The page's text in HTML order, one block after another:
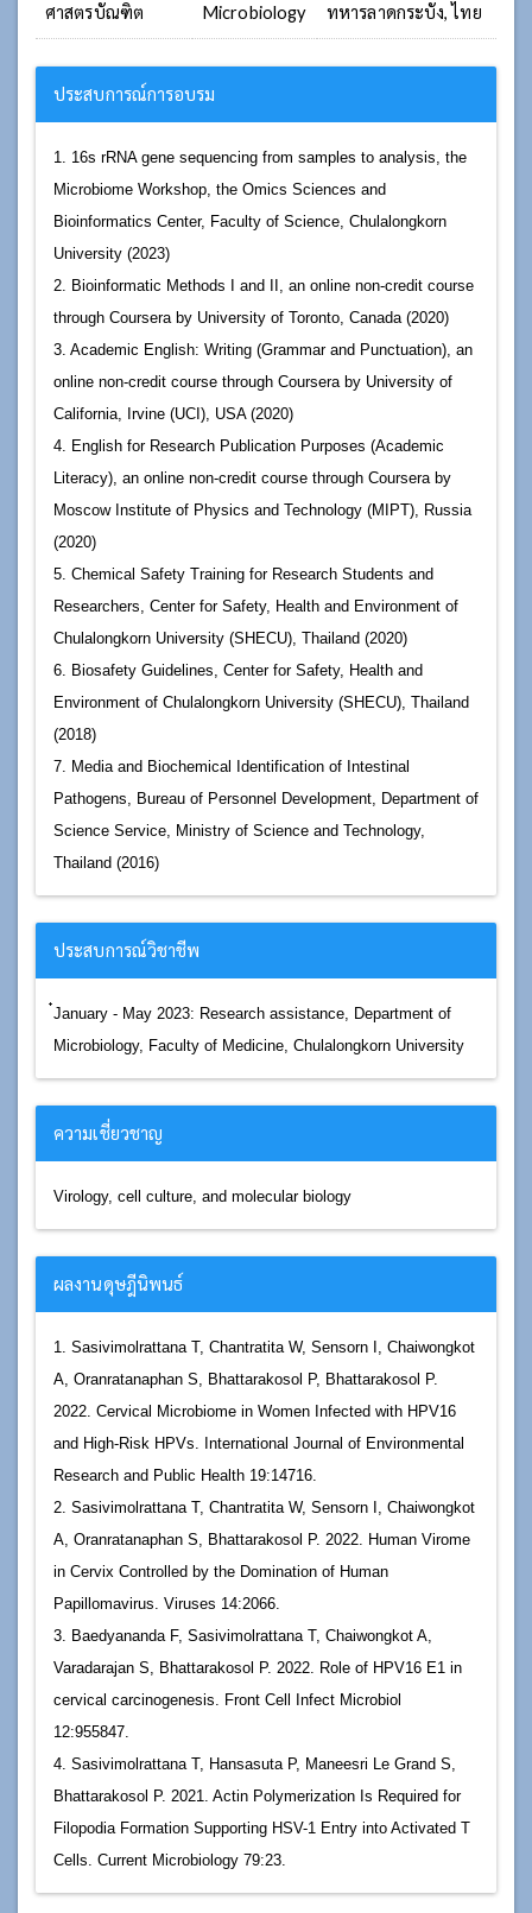
ศาสตรบัณฑิต
Microbiology
ทหารลาดกระบัง, ไทย
ประสบการณ์การอบรม
1. 16s rRNA gene sequencing from samples to analysis, the
Microbiome Workshop, the Omics Sciences and
Bioinformatics Center, Faculty of Science, Chulalongkorn
University (2023)
2. Bioinformatic Methods I and II, an online non-credit course
through Coursera by University of Toronto, Canada (2020)
3. Academic English: Writing (Grammar and Punctuation), an
online non-credit course through Coursera by University of
California, Irvine (UCI), USA (2020)
4. English for Research Publication Purposes (Academic
Literacy), an online non-credit course through Coursera by
Moscow Institute of Physics and Technology (MIPT), Russia
(2020)
5. Chemical Safety Training for Research Students and
Researchers, Center for Safety, Health and Environment of
Chulalongkorn University (SHECU), Thailand (2020)
6. Biosafety Guidelines, Center for Safety, Health and
Environment of Chulalongkorn University (SHECU), Thailand
(2018)
7. Media and Biochemical Identification of Intestinal
Pathogens, Bureau of Personnel Development, Department of
Science Service, Ministry of Science and Technology,
Thailand (2016)
ประสบการณ์วิชาชีพ
๋January - May 2023: Research assistance, Department of
Microbiology, Faculty of Medicine, Chulalongkorn University
ความเชี่ยวชาญ
Virology, cell culture, and molecular biology
ผลงานดุษฎีนิพนธ์
1. Sasivimolrattana T, Chantratita W, Sensorn I, Chaiwongkot
A, Oranratanaphan S, Bhattarakosol P, Bhattarakosol P.
2022. Cervical Microbiome in Women Infected with HPV16
and High-Risk HPVs. International Journal of Environmental
Research and Public Health 19:14716.
2. Sasivimolrattana T, Chantratita W, Sensorn I, Chaiwongkot
A, Oranratanaphan S, Bhattarakosol P. 2022. Human Virome
in Cervix Controlled by the Domination of Human
Papillomavirus. Viruses 14:2066.
3. Baedyananda F, Sasivimolrattana T, Chaiwongkot A,
Varadarajan S, Bhattarakosol P. 2022. Role of HPV16 E1 in
cervical carcinogenesis. Front Cell Infect Microbiol
12:955847.
4. Sasivimolrattana T, Hansasuta P, Maneesri Le Grand S,
Bhattarakosol P. 2021. Actin Polymerization Is Required for
Filopodia Formation Supporting HSV-1 Entry into Activated T
Cells. Current Microbiology 79:23.